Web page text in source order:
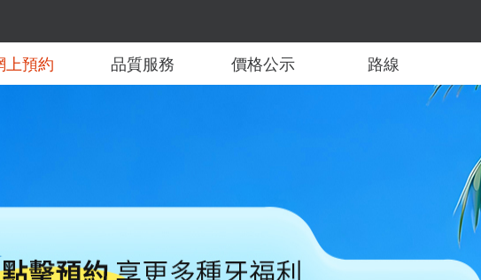
上預約 品質服務 價格公示 路線